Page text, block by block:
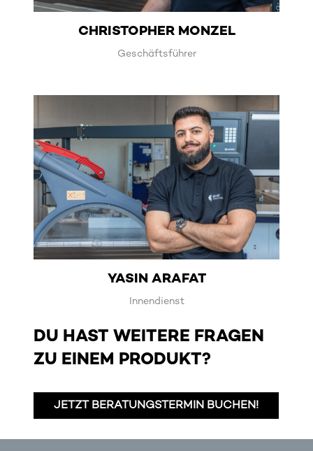
CHRISTOPHER MONZEL
Geschäftsführer
YASIN ARAFAT
Innendienst
DU HAST WEITERE FRAGEN
ZU EINEM PRODUKT?
JETZT BERATUNGSTERMIN BUCHEN!